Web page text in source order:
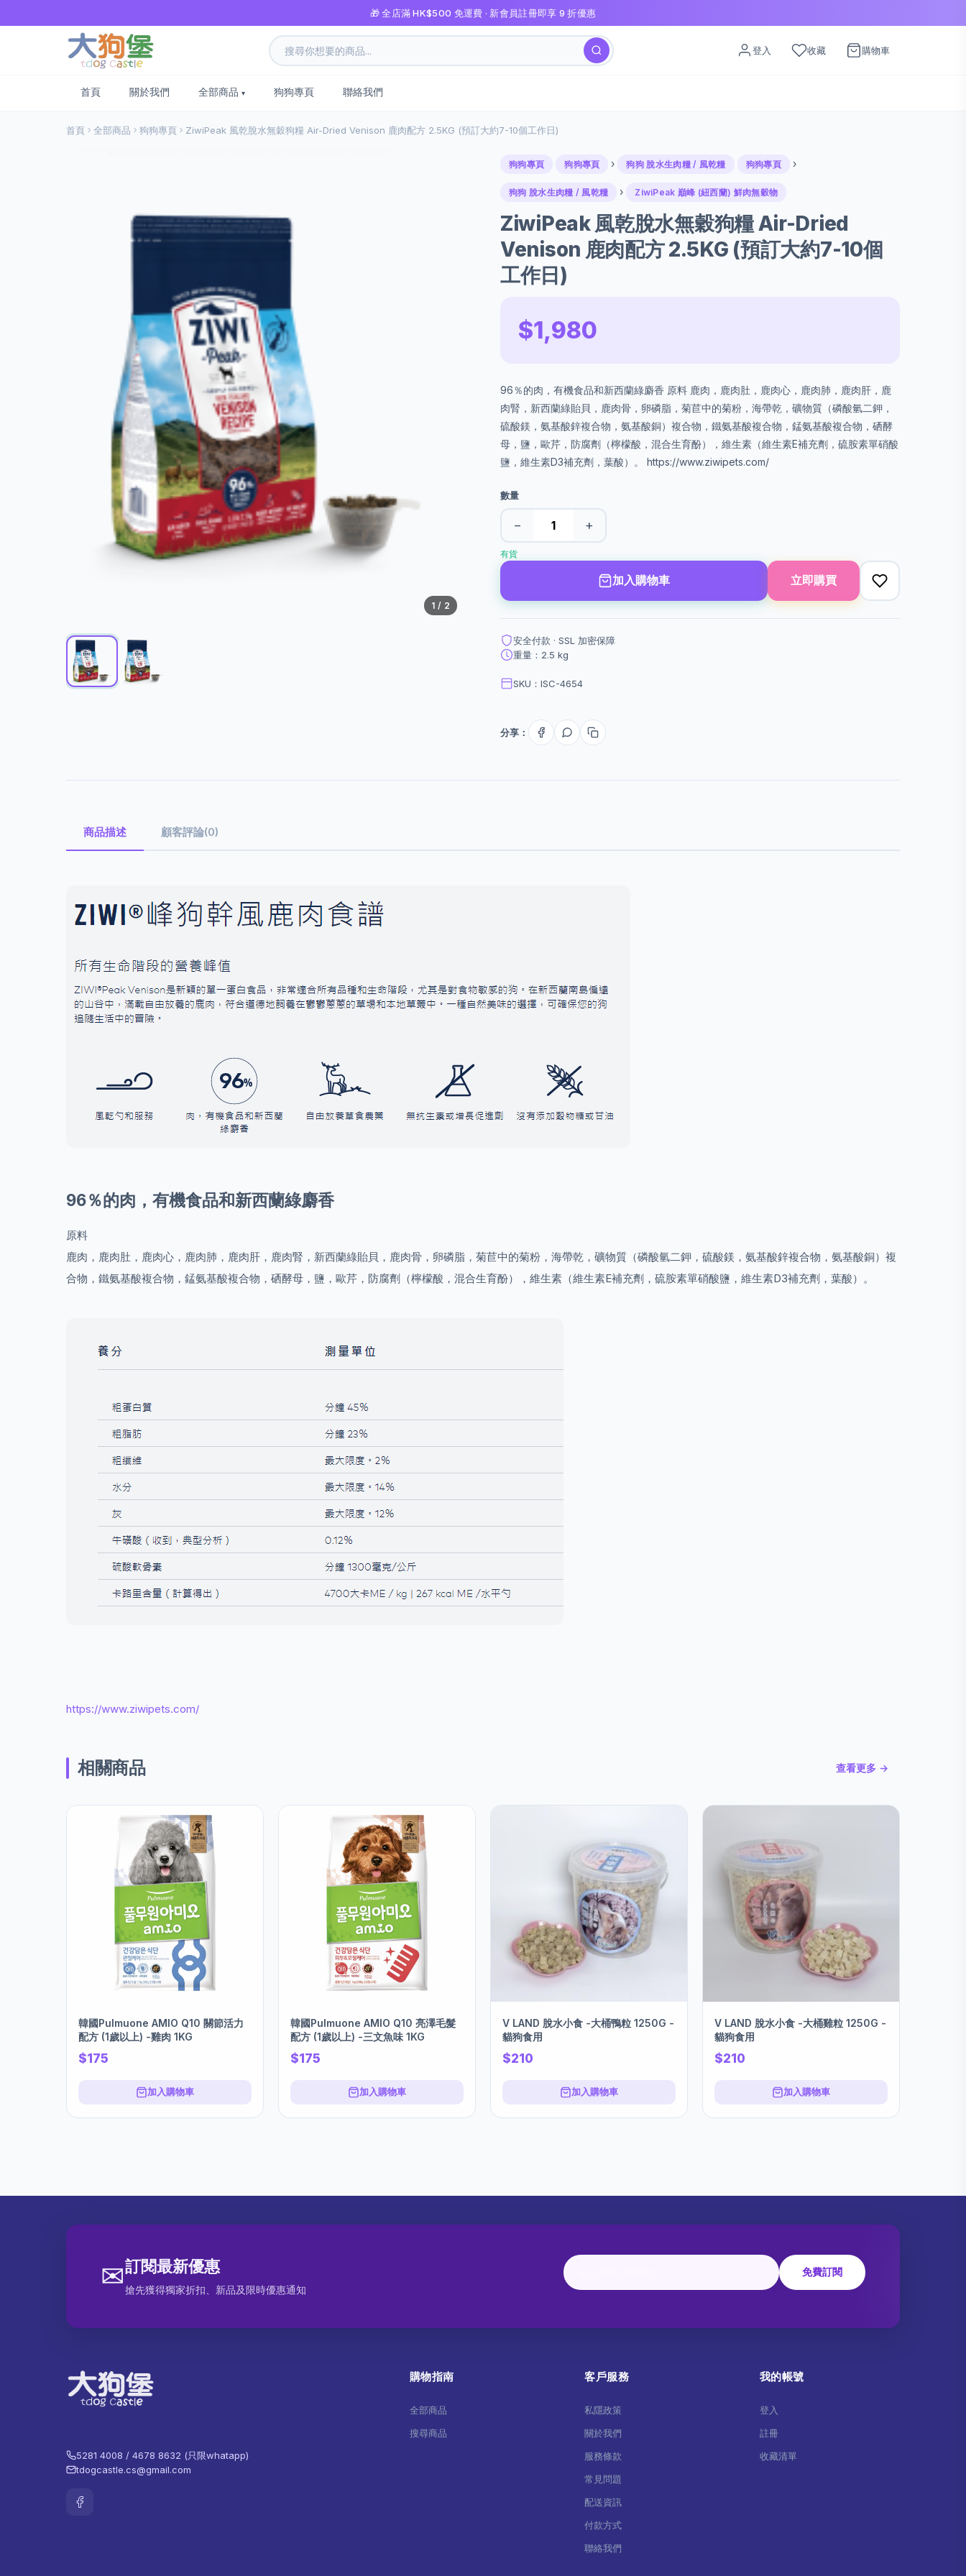
🎁 全店滿 HK$500 免運費 · 新會員註冊即享 9 折優惠
登入 收藏 購物車
首頁 關於我們 全部商品 狗狗專頁 聯絡我們
首頁 全部商品 狗狗專頁 ZiwiPeak 風乾脫水無穀狗糧 Air-Dried Venison 鹿肉配方 2.5KG (預訂大約7-10個工作日)
1 / 2
狗狗專頁 狗狗專頁 › 狗狗 脫水生肉糧 / 風乾糧 狗狗專頁 ›
狗狗 脫水生肉糧 / 風乾糧 › ZiwiPeak 巔峰 (紐西蘭) 鮮肉無穀物
ZiwiPeak 風乾脫水無穀狗糧 Air-Dried
Venison 鹿肉配方 2.5KG (預訂大約7-10個
工作日)
$1,980
96％的肉，有機食品和新西蘭綠麝香 原料 鹿肉，鹿肉肚，鹿肉心，鹿肉肺，鹿肉肝，鹿
肉腎，新西蘭綠貽貝，鹿肉骨，卵磷脂，菊苣中的菊粉，海帶乾，礦物質（磷酸氫二鉀，
硫酸鎂，氨基酸鋅複合物，氨基酸銅）複合物，鐵氨基酸複合物，錳氨基酸複合物，硒酵
母，鹽，歐芹，防腐劑（檸檬酸，混合生育酚），維生素（維生素E補充劑，硫胺素單硝酸
鹽，維生素D3補充劑，葉酸）。 https://www.ziwipets.com/
數量
− +
有貨
加入購物車 立即購買
安全付款 · SSL 加密保障
重量：2.5 kg
SKU：ISC-4654
分享：
商品描述 顧客評論(0)
96％的肉，有機食品和新西蘭綠麝香
原料
鹿肉，鹿肉肚，鹿肉心，鹿肉肺，鹿肉肝，鹿肉腎，新西蘭綠貽貝，鹿肉骨，卵磷脂，菊苣中的菊粉，海帶乾，礦物質（磷酸氫二鉀，硫酸鎂，氨基酸鋅複合物，氨基酸銅）複
合物，鐵氨基酸複合物，錳氨基酸複合物，硒酵母，鹽，歐芹，防腐劑（檸檬酸，混合生育酚），維生素（維生素E補充劑，硫胺素單硝酸鹽，維生素D3補充劑，葉酸）。
https://www.ziwipets.com/
相關商品 查看更多 →
韓國Pulmuone AMIO Q10 關節活力
配方 (1歲以上) -雞肉 1KG
$175
加入購物車
韓國Pulmuone AMIO Q10 亮澤毛髮
配方 (1歲以上) -三文魚味 1KG
$175
加入購物車
V LAND 脫水小食 -大桶鴨粒 1250G -
貓狗食用
$210
加入購物車
V LAND 脫水小食 -大桶雞粒 1250G -
貓狗食用
$210
加入購物車
✉訂閱最新優惠
搶先獲得獨家折扣、新品及限時優惠通知
免費訂閱
5281 4008 / 4678 8632 (只限whatapp)
tdogcastle.cs@gmail.com
購物指南
全部商品
搜尋商品
客戶服務
私隱政策
關於我們
服務條款
常見問題
配送資訊
付款方式
聯絡我們
我的帳號
登入
註冊
收藏清單